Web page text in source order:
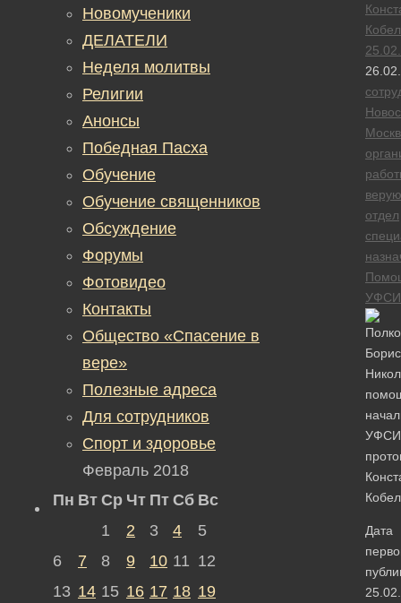
отдел
Дата
Новомученики
ДЕЛАТЕЛИ
Неделя молитвы
Религии
Анонсы
Победная Пасха
Обучение
Обучение священников
Обсуждение
Форумы
Фотовидео
Контакты
Общество «Спасение в
вере»
Полезные адреса
Для сотрудников
Спорт и здоровье
Февраль 2018
Пн Вт Ср Чт Пт Сб Вс
1
2 3 4
5
6
7 8 9 10 11 12
13 14 15 16 17 18 19